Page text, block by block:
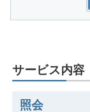
サービス内容
照会